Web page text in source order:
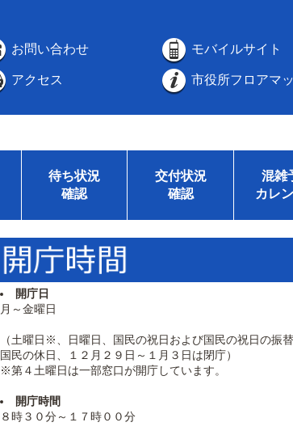
お問い合わせ モバイルサイト
アクセス 市役所フロアマ
待ち状況
確認
交付状況
確認
混雑
カレ
開庁日
月～金曜日
（土曜日※、日曜日、国民の祝日および国民の祝日の振替
国民の休日、１２月２９日～１月３日は閉庁）
※第４土曜日は一部窓口が開庁しています。
開庁時間
８時３０分～１７時００分